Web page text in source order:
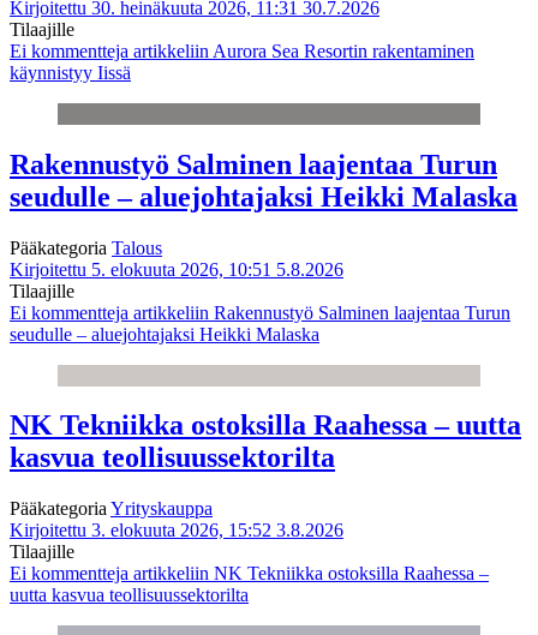
Kirjoitettu 30. heinäkuuta 2026, 11:31 30.7.2026
Tilaajille
Ei kommentteja artikkeliin Aurora Sea Resortin rakentaminen
käynnistyy Iissä
Rakennustyö Salminen laajentaa Turun
seudulle – aluejohtajaksi Heikki Malaska
Pääkategoria Talous
Kirjoitettu 5. elokuuta 2026, 10:51 5.8.2026
Tilaajille
Ei kommentteja artikkeliin Rakennustyö Salminen laajentaa Turun
seudulle – aluejohtajaksi Heikki Malaska
NK Tekniikka ostoksilla Raahessa – uutta
kasvua teollisuussektorilta
Pääkategoria Yrityskauppa
Kirjoitettu 3. elokuuta 2026, 15:52 3.8.2026
Tilaajille
Ei kommentteja artikkeliin NK Tekniikka ostoksilla Raahessa –
uutta kasvua teollisuussektorilta